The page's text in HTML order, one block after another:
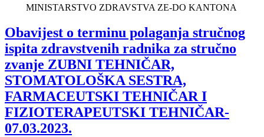
MINISTARSTVO ZDRAVSTVA ZE-DO KANTONA
Obavijest o terminu polaganja stručnog
ispita zdravstvenih radnika za stručno
zvanje ZUBNI TEHNIČAR,
STOMATOLOŠKA SESTRA,
FARMACEUTSKI TEHNIČAR I
FIZIOTERAPEUTSKI TEHNIČAR-
07.03.2023.